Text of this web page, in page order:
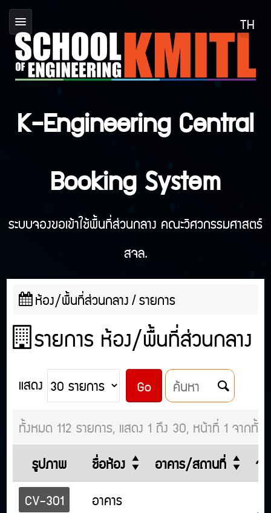
K-Engineering Central
Booking System
ระบบจองขอเข้าใช้พื้นที่ส่วนกลาง คณะวิศวกรรมศาสตร์
สจล.
ห้อง/พื้นที่ส่วนกลาง รายการ
รายการ ห้อง/พื้นที่ส่วนกลาง
แสดง Go 
ทั้งหมด 112 รายการ, แสดง 1 ถึง 30, หน้าที่ 1 จากทั้
รูปภาพ
ชื่อห้อง อาคาร/สถานที่
จ
CV-301
อาคาร